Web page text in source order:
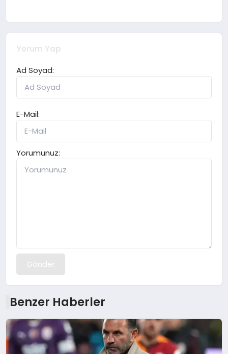
Yorum Yap
Ad Soyad:
E-Mail:
Yorumunuz:
Gönder
Benzer Haberler